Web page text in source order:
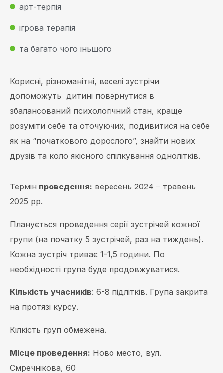
арт-терпія
ігрова терапія
та багато чого іньшого
Корисні, різноманітні, веселі зустрічи
допоможуть дитині повернутися в
збалансований психологічний стан, краще
розуміти себе та оточуючих, подивитися на себе
як на “початкового дорослого”, знайти нових
друзів та коло якісного спілкування однолітків.
Термін проведення: вересень 2024 – травень
2025 рр.
Планується проведення серії зустрічей кожної
групи (на початку 5 зустрічей, раз на тиждень).
Кожна зустріч триває 1-1,5 години. По
необхідності група буде продовжуватися.
Кількість учасників: 6-8 підлітків. Група закрита
на протязі курсу.
Кілкість груп обмежена.
Місце проведення: Ново место, вул.
Смречнікова, 60